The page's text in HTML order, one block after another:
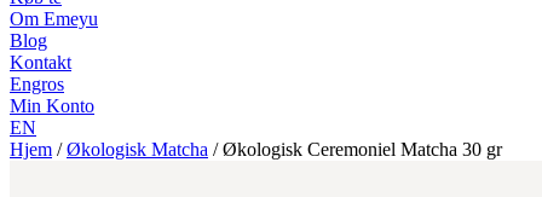
Om Emeyu
Blog
Kontakt
Engros
Min Konto
EN
Hjem / Økologisk Matcha /Økologisk Ceremoniel Matcha 30 gr